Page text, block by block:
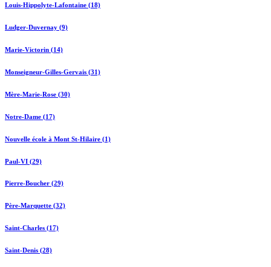
Louis-Hippolyte-Lafontaine (18)
Ludger-Duvernay (9)
Marie-Victorin (14)
Monseigneur-Gilles-Gervais (31)
Mère-Marie-Rose (30)
Notre-Dame (17)
Nouvelle école à Mont St-Hilaire (1)
Paul-VI (29)
Pierre-Boucher (29)
Père-Marquette (32)
Saint-Charles (17)
Saint-Denis (28)